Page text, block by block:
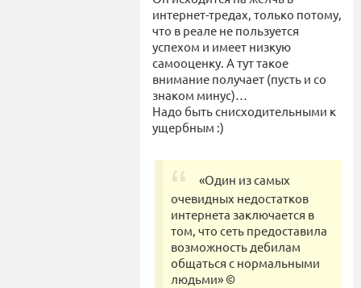
интернет-тредах, только потому,
что в реале не пользуется
успехом и имеет низкую
самооценку. А тут такое
внимание получает (пусть и со
знаком минус)…
Надо быть снисходительными к
ущербным :)
«Один из самых
очевидных недостатков
интернета заключается в
том, что сеть предоставила
возможность дебилам
общаться с нормальными
людьми» ©